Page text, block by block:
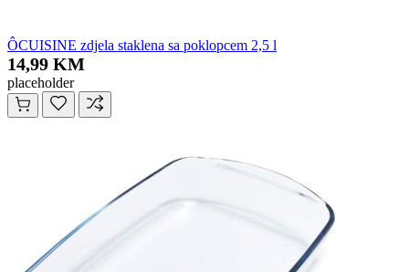
ÔCUISINE zdjela staklena sa poklopcem 2,5 l
14,99 KM
placeholder